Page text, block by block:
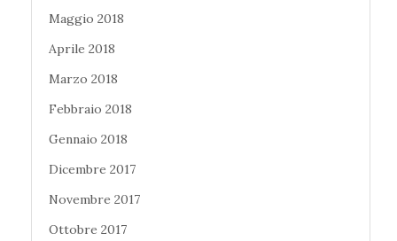
Maggio 2018
Aprile 2018
Marzo 2018
Febbraio 2018
Gennaio 2018
Dicembre 2017
Novembre 2017
Ottobre 2017